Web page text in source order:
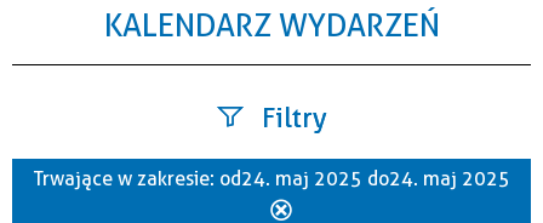
KALENDARZ WYDARZEŃ
Filtry
Szukana fraza
Trwające w zakresie: od 24. maj 2025 do 24. maj 2025